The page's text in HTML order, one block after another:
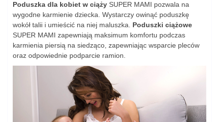
Poduszka dla kobiet w ciąży SUPER MAMI pozwala na
wygodne karmienie dziecka. Wystarczy owinąć poduszkę
wokół talii i umieścić na niej maluszka. Poduszki ciążowe
SUPER MAMI zapewniają maksimum komfortu podczas
karmienia piersią na siedząco, zapewniając wsparcie pleców
oraz odpowiednie podparcie ramion.